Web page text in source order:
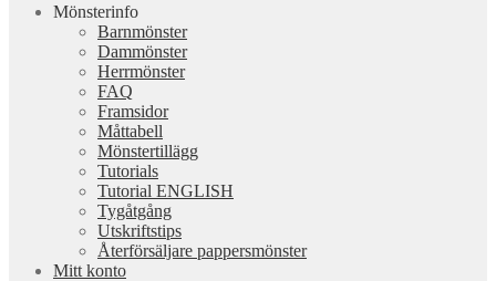
Mönsterinfo
Barnmönster
Dammönster
Herrmönster
FAQ
Framsidor
Måttabell
Mönstertillägg
Tutorials
Tutorial ENGLISH
Tygåtgång
Utskriftstips
Återförsäljare pappersmönster
Mitt konto